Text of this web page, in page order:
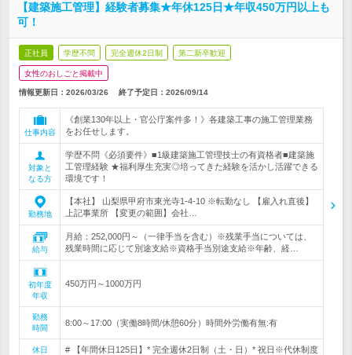
【建築施工管理】経験者募集★年休125日★年収450万円以上も
可！
正社員 学歴不問 完全週休2日制 第二新卒歓迎
女性のおしごと掲載中
情報更新日：2026/03/26 終了予定日： 2026/09/14
仕事内容
《創業130年以上・官公庁案件多！》各建築工事の施工管理業務
をお任せします。
対象と
なる方
学歴不問《必須要件》■1級建築施工管理技士の有資格者■建築施
工管理経験 ★福利厚生充実◎培ってきた経験を活かし活躍できる
環境です！
勤務地
【本社】 山梨県甲府市東光寺1-4-10 ※転勤なし 【雇入れ直後】
上記事業所 【変更の範囲】会社…
給与
月給：252,000円～（一律手当を含む）※残業手当については、
残業時間に応じて別途支給※資格手当別途支給※年齢、経…
初年度
年収
450万円～1000万円
勤務
時間
8:00～17:00（実働8時間/休憩60分）時間外労働有無:有
休日
# 【年間休日125日】* 完全週休2日制（土・日）* 祝日※代休制度